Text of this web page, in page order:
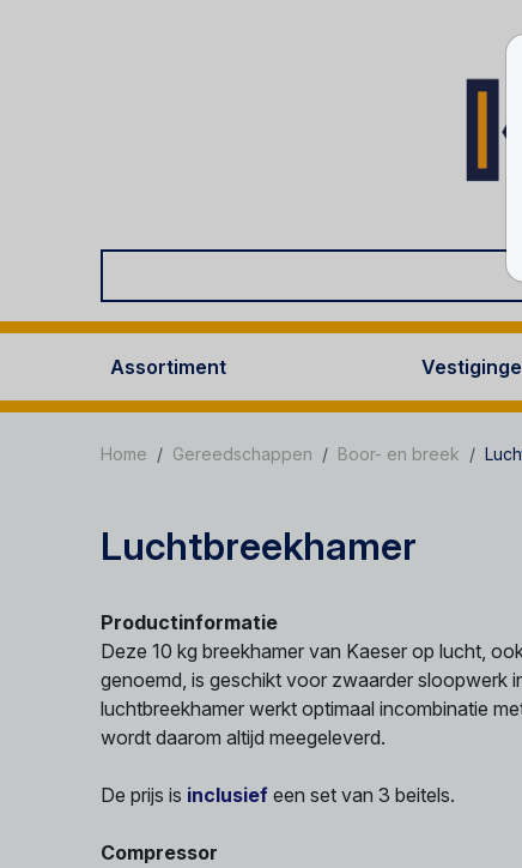
Assortiment
Home Gereedschappen Boor- en breek
Luchtbreekhamer
Productinformatie
Deze 10 kg breekhamer van Kaeser op lucht,
genoemd, is geschikt voor zwaarder sloopwerk
luchtbreekhamer werkt optimaal incombinatie
wordt daarom altijd meegeleverd.
De prijs is inclusief een set van 3 beitels.
Compressor